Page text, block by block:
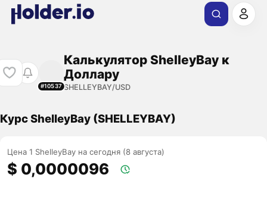
#10537
Калькулятор ShelleyBay к
Доллару
SHELLEYBAY/USD
Курс ShelleyBay (SHELLEYBAY)
Цена 1 ShelleyBay на сегодня (8 августа)
$ 0,0000096